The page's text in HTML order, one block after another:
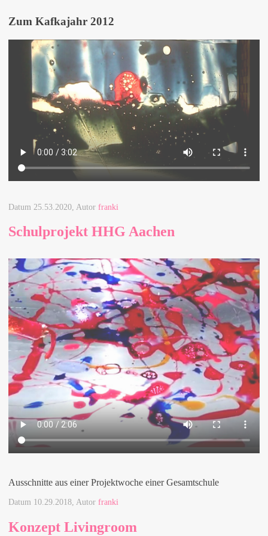
Zum Kafkajahr 2012
Datum 25.53.2020 , Autor franki
Schulprojekt HHG Aachen
Ausschnitte aus einer Projektwoche einer Gesamtschule
Datum 10.29.2018, Autor franki
Konzept Livingroom